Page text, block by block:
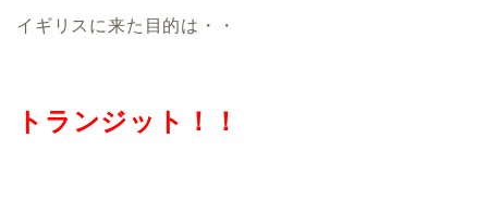
イギリスに来た目的は・・
トランジット！！